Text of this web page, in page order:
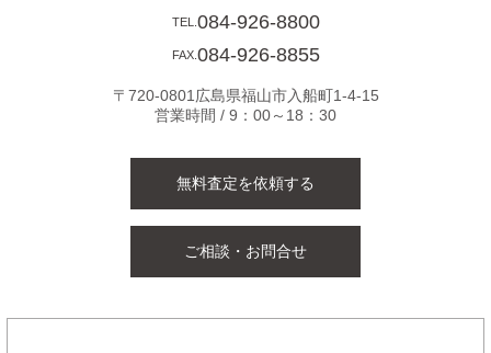
TEL. 084-926-8800
FAX. 084-926-8855
〒720-0801広島県福山市入船町1-4-15
営業時間 / 9：00～18：30
無料査定を依頼する
ご相談・お問合せ